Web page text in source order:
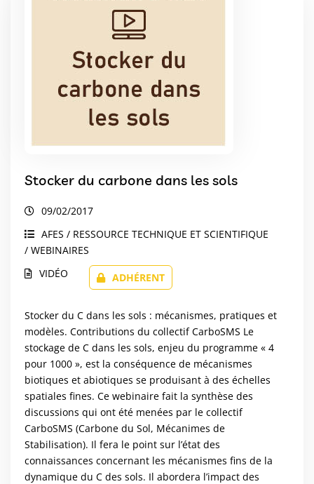
Stocker du carbone dans les sols
09/02/2017
AFES / RESSOURCE TECHNIQUE ET SCIENTIFIQUE
/ WEBINAIRES
VIDÉO
ADHÉRENT
Stocker du C dans les sols : mécanismes, pratiques et
modèles. Contributions du collectif CarboSMS Le
stockage de C dans les sols, enjeu du programme « 4
pour 1000 », est la conséquence de mécanismes
biotiques et abiotiques se produisant à des échelles
spatiales fines. Ce webinaire fait la synthèse des
discussions qui ont été menées par le collectif
CarboSMS (Carbone du Sol, Mécanimes de
Stabilisation). Il fera le point sur l’état des
connaissances concernant les mécanismes fins de la
dynamique du C des sols. Il abordera l’impact des